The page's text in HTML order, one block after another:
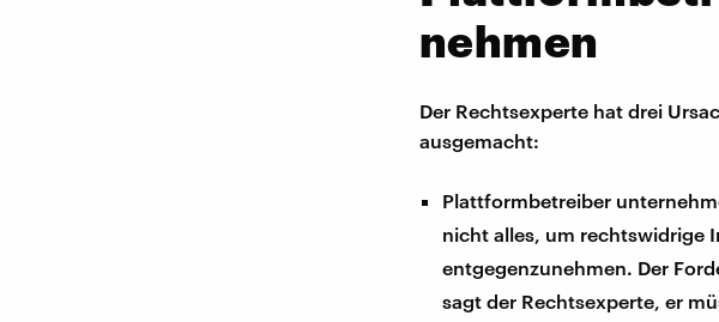
nehmen
Der Rechtsexperte hat drei
ausgemacht:
Plattformbetreiber
nicht alles, um rechtswidrige
entgegenzunehmen. Der
sagt der Rechtsexperte, er